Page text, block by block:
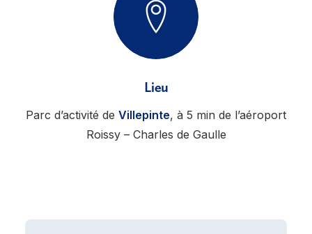
Lieu
Parc d’activité de Villepinte, à 5 min de l’aéroport
Roissy – Charles de Gaulle